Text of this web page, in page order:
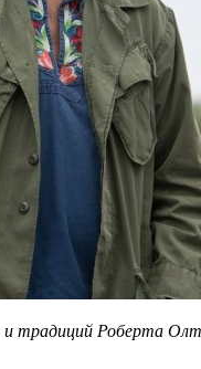
и традиций Роберта